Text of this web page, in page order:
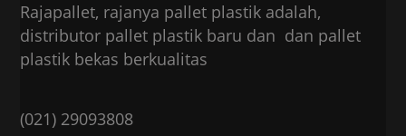
Rajapallet, rajanya pallet plastik adalah,
distributor pallet plastik baru dan dan pallet
plastik bekas berkualitas
(021) 29093808